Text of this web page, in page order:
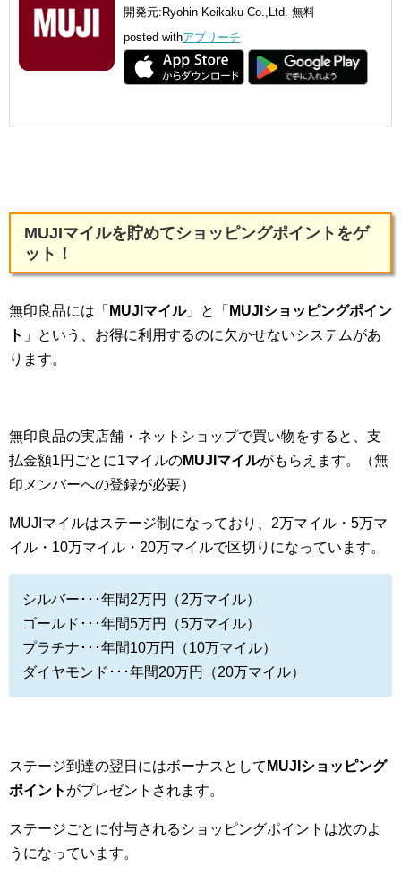
開発元: Ryohin Keikaku Co.,Ltd. 無料
posted withアプリーチ
MUJIマイルを貯めてショッピングポイントをゲ
ット！
無印良品には「 MUJIマイル」と「 MUJIショッピングポイン
ト 」という、お得に利用するのに欠かせないシステムがあ
ります。
無印良品の実店舗・ネットショップで買い物をすると、支
払金額1円ごとに1マイルのMUJIマイルがもらえます。（無
印メンバーへの登録が必要）
MUJIマイルはステージ制になっており、2万マイル・5万マ
イル・10万マイル・20万マイルで区切りになっています。
シルバー･･･年間2万円（2万マイル）
ゴールド･･･年間5万円（5万マイル）
プラチナ･･･年間10万円（10万マイル）
ダイヤモンド･･･年間20万円（20万マイル）
ステージ到達の翌日にはボーナスとして MUJIショッピング
ポイント がプレゼントされます。
ステージごとに付与されるショッピングポイントは次のよ
うになっています。